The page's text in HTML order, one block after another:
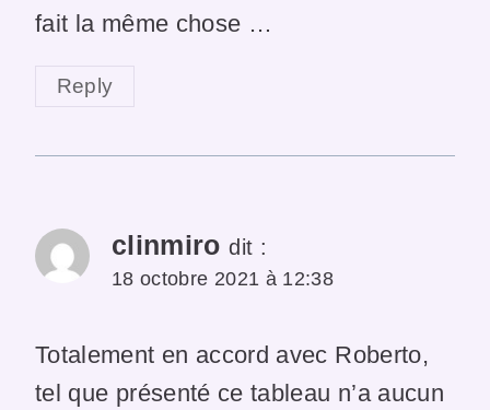
fait la même chose …
Reply
clinmiro dit :
18 octobre 2021 à 12:38
Totalement en accord avec Roberto,
tel que présenté ce tableau n’a aucun